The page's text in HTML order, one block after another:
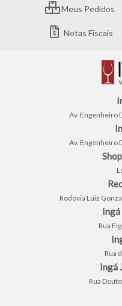
Meus Pedidos
Notas Fiscais
Av. Engenheiro
Av. Engenheiro
Rodovia Luiz
Ingá
Rua
Rua
Ingá
Rua